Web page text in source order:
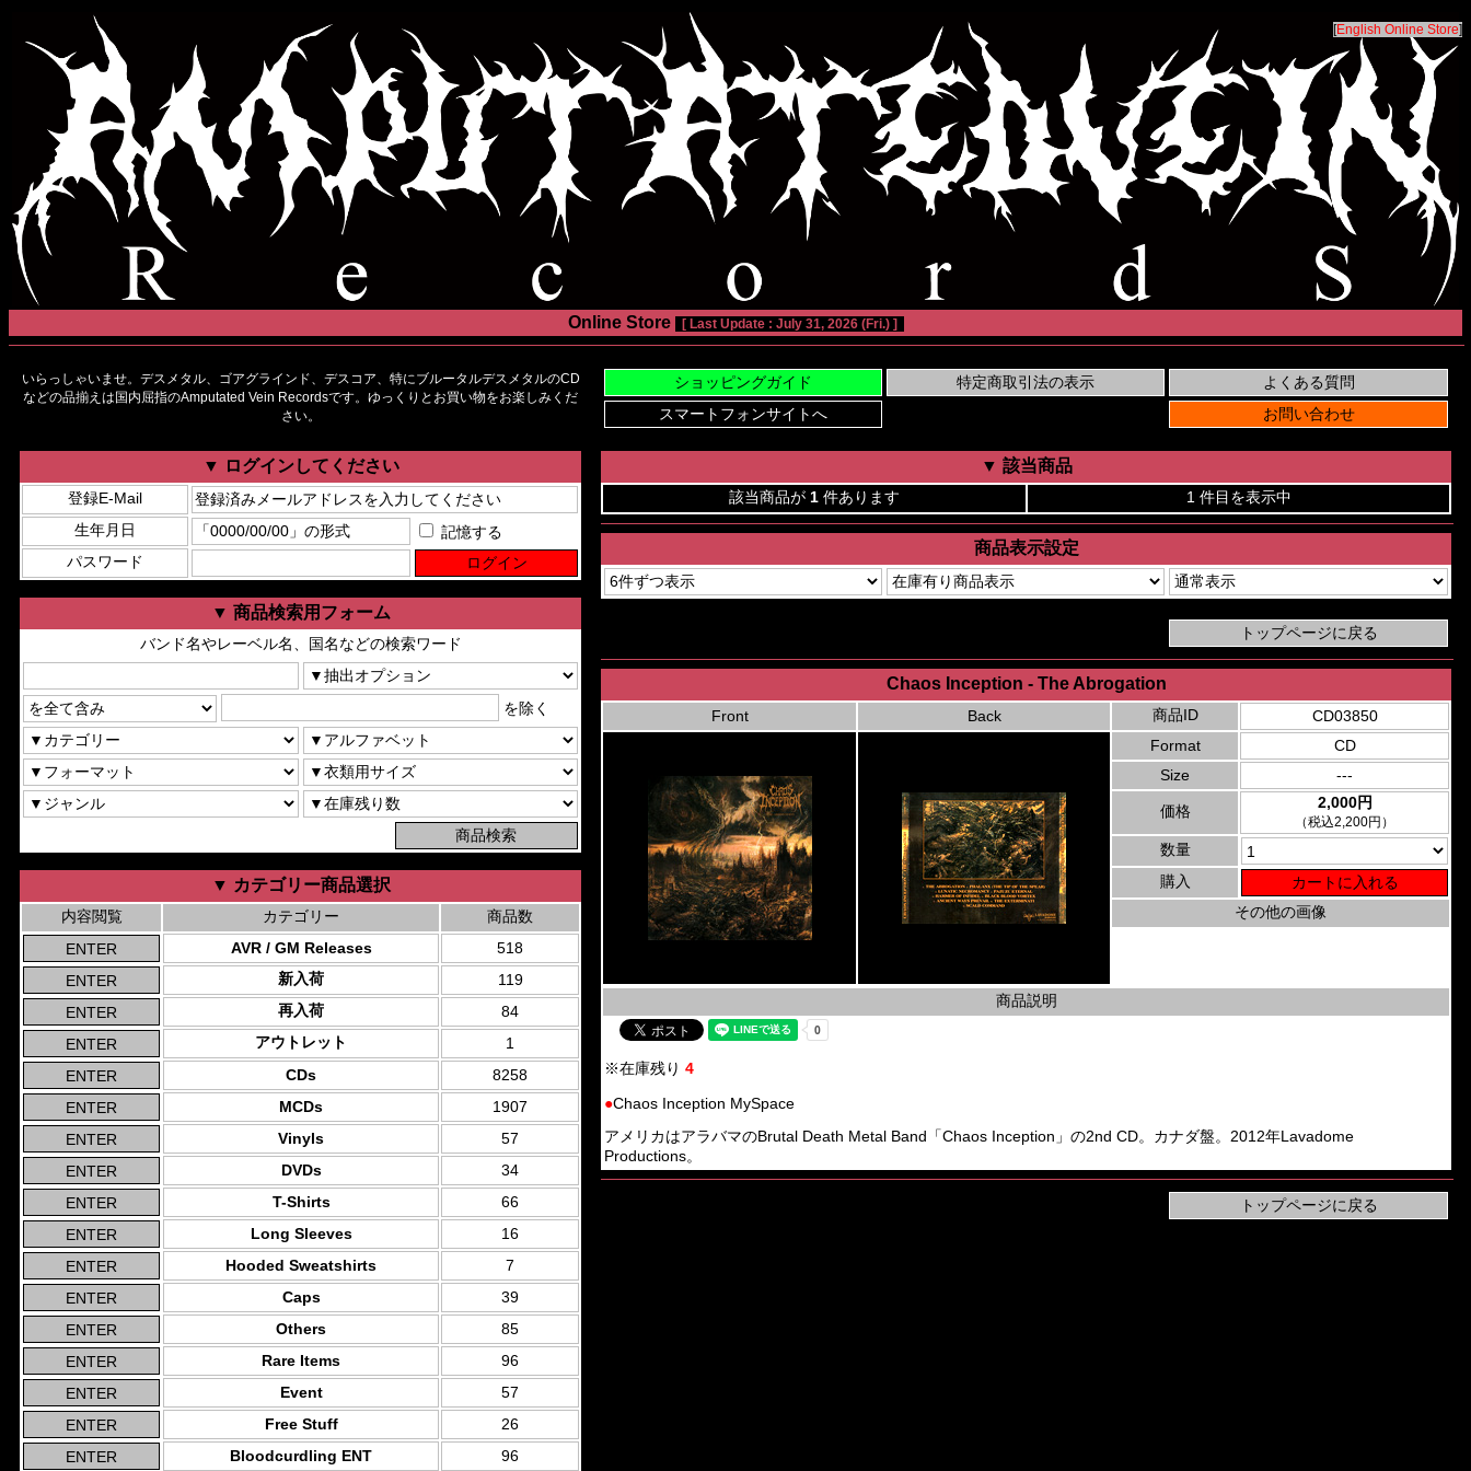
[English Online Store]
Online Store [ Last Update : July 31, 2026 (Fri.) ]
いらっしゃいませ。デスメタル、ゴアグラインド、デスコア、特にブルータルデスメタルのCD
などの品揃えは国内屈指のAmputated Vein Recordsです。ゆっくりとお買い物をお楽しみくだ
さい。
▼ ログインしてください
登録E-Mail
生年月日
記憶する
パスワード
▼ 商品検索用フォーム
バンド名やレーベル名、国名などの検索ワード
を除く
▼ カテゴリー商品選択
内容閲覧 カテゴリー
商品数
AVR / GM Releases
518
新入荷
119
再入荷
84
アウトレット
1
CDs
8258
MCDs
1907
Vinyls
57
DVDs
34
T-Shirts
66
Long Sleeves
16
Hooded Sweatshirts
7
Caps
39
Others
85
Rare Items
96
Event
57
Free Stuff
26
Bloodcurdling ENT
96
▼ 該当商品
該当商品が 1 件あります 1 件目を表示中
商品表示設定
Chaos Inception - The Abrogation
Front Back 商品ID
CD03850
Format
CD
Size
---
価格 2,000円
（税込2,200円）
数量
購入
その他の画像
商品説明
※在庫残り 4
●Chaos Inception MySpace
アメリカはアラバマのBrutal Death Metal Band「Chaos Inception」の2nd CD。カナダ盤。2012年Lavadome
Productions。